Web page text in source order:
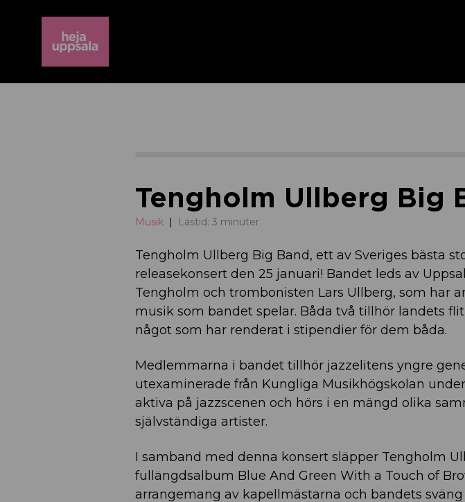
Tengholm Ullberg Big
Musik Lästid: 3 minuter
Tengholm Ullberg Big Band, ett av Sveriges bästa
releasekonsert den 25 januari! Bandet leds av
Tengholm och trombonisten Lars Ullberg, som har
musik som bandet spelar. Båda två tillhör landets
något som har renderat i stipendier för dem båda.
Medlemmarna i bandet tillhör jazzelitens yngre
utexaminerade från Kungliga Musikhögskolan
aktiva på jazzscenen och hörs i en mängd olika
självständiga artister.
I samband med denna konsert släpper Tengholm
fullängdsalbum Blue And Green With a Touch of
arrangemang av kapellmästarna och bandets